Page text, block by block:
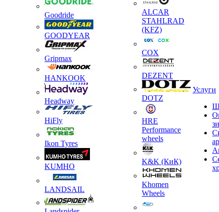
Goodride
GOODYEAR
Gripmax
HANKOOK
Headway
HiFly
Ikon Tyres
KUMHO
LANDSAIL
ALCAR
STAHLRAD
(KFZ)
COX
DEZENT
DOTZ
HRE
Performance
wheels
K&K (КиК)
Khomen
Wheels
Услуги